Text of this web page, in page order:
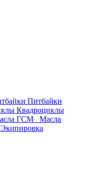
Питбайки
Квадроциклы
ГСМ _Масла
Экипировка